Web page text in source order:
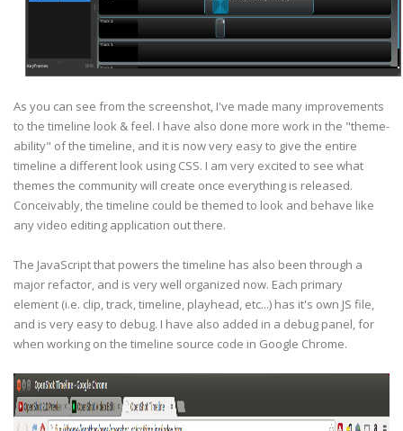
As you can see from the screenshot, I've made many improvements
to the timeline look & feel. I have also done more work in the "theme-
ability" of the timeline, and it is now very easy to give the entire
timeline a different look using CSS. I am very excited to see what
themes the community will create once everything is released.
Conceivably, the timeline could be themed to look and behave like
any video editing application out there.
The JavaScript that powers the timeline has also been through a
major refactor, and is very well organized now. Each primary
element (i.e. clip, track, timeline, playhead, etc...) has it's own JS file,
and is very easy to debug. I have also added in a debug panel, for
when working on the timeline source code in Google Chrome.